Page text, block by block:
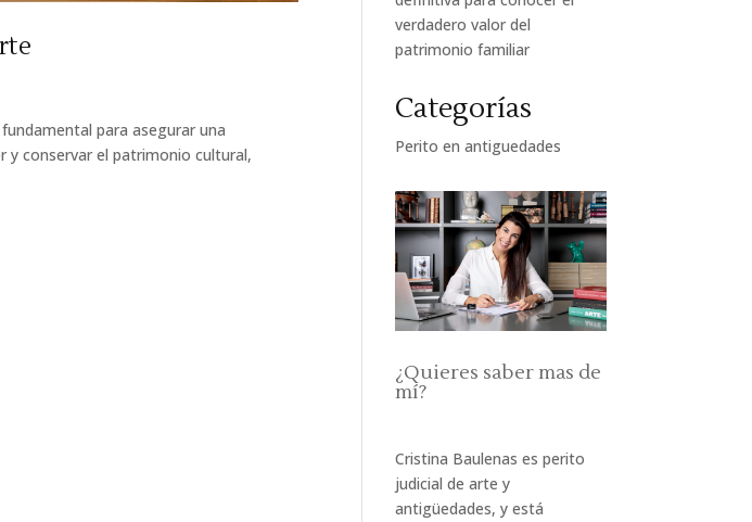
para asegurar una
y conservar el patrimonio cultural,
verdadero valor del
patrimonio familiar
Categorías
Perito en antiguedades
¿Quieres saber mas de
mí?
Cristina Baulenas es perito
judicial de arte y
antigüedades, y está